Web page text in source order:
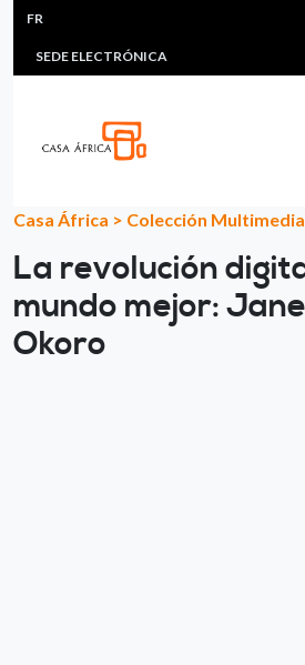
Aller au contenu principal
HEADER MENU
MULTIMEDIA
SEDE ELECTRÓNICA
FR
Casa África > Colección Multimedia
La revolución
mundo mejor:
Okoro